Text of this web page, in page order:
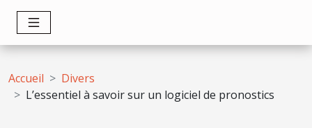
Accueil
Divers
L’essentiel à savoir sur un logiciel de pronostics